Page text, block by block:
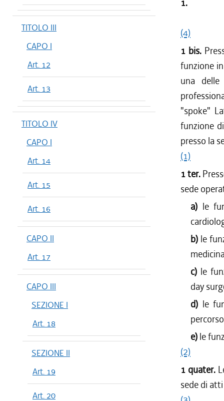
TITOLO III
CAPO I
Art. 12
Art. 13
TITOLO IV
CAPO I
Art. 14
Art. 15
Art. 16
CAPO II
Art. 17
CAPO III
SEZIONE I
Art. 18
SEZIONE II
Art. 19
Art. 20
1.
(4)
1 bis.
funzione
una
"spoke"
funzione
presso la
(1)
1 ter.
sede
a) le
b) le
c) le
day
d) le
e) le
(2)
1 quater.
sede di